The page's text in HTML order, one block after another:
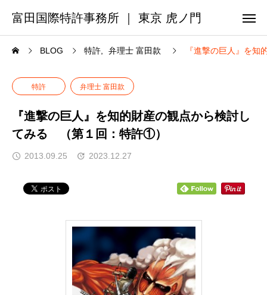
富田国際特許事務所 ｜ 東京 虎ノ門
BLOG 特許 弁理士 富田款 『進撃の巨人』を
特許 弁理士 富田款
『進撃の巨人』を知的財産の観点から検討し
てみる （第１回：特許①）
2013.09.25 2023.12.27